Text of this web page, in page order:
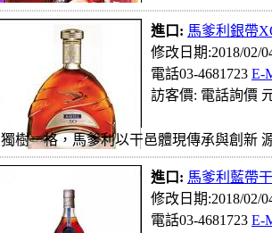
進口: 馬爹利銀帶
修改日期:2018/02/
電話03-4681723 E-
訪客價: 電話詢價
獨樹一格，馬爹利以干邑體現傳承與創新
進口: 馬爹利藍帶
修改日期:2018/02/
電話03-4681723 E-